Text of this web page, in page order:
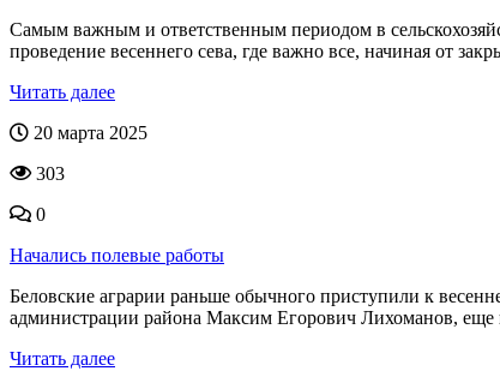
Самым важным и ответственным периодом в
проведение весеннего сева, где важно все, начиная от
Читать далее
20 марта 2025
303
0
Начались полевые работы
Беловские аграрии раньше обычного приступили к
администрации района Максим Егорович Лихоманов, еще
Читать далее